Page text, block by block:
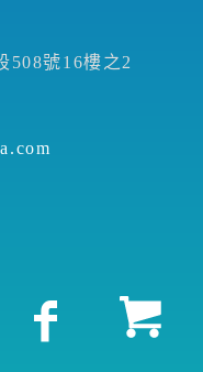
508號16樓之2